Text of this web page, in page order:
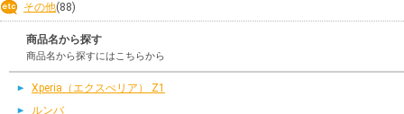
その他(88)
商品名から探す
商品名から探すにはこちらから
Xperia（エクスぺリア） Z1
ルンバ